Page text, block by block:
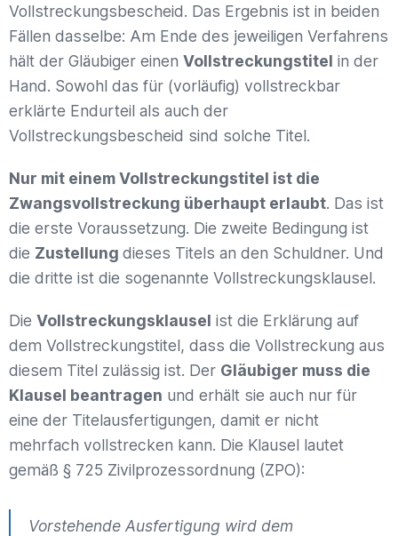
Vollstreckungsbescheid. Das Ergebnis ist in beiden
Fällen dasselbe: Am Ende des jeweiligen Verfahrens
hält der Gläubiger einen Vollstreckungstitel in der
Hand. Sowohl das für (vorläufig) vollstreckbar
erklärte Endurteil als auch der
Vollstreckungsbescheid sind solche Titel.
Nur mit einem Vollstreckungstitel ist die
Zwangsvollstreckung überhaupt erlaubt. Das ist
die erste Voraussetzung. Die zweite Bedingung ist
die Zustellung dieses Titels an den Schuldner. Und
die dritte ist die sogenannte Vollstreckungsklausel.
Die Vollstreckungsklausel ist die Erklärung auf
dem Vollstreckungstitel, dass die Vollstreckung aus
diesem Titel zulässig ist. Der Gläubiger muss die
Klausel beantragen und erhält sie auch nur für
eine der Titelausfertigungen, damit er nicht
mehrfach vollstrecken kann. Die Klausel lautet
gemäß § 725 Zivilprozessordnung (ZPO):
Vorstehende Ausfertigung wird dem